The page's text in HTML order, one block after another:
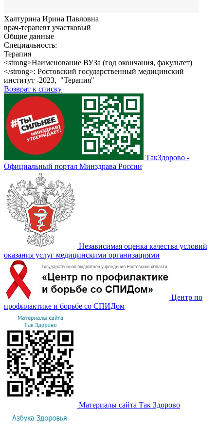
Халтурина Ирина Павловна
врач-терапевт участковый
Общие данные
Специальность:
Терапия
<strong>Наименование ВУЗа (год окончания, факультет)
</strong>: Ростовский государственный медицинский
институт -2023, "Терапия"
Возврат к списку
ТакЗдорово -
Официальный портал Минздрава России
Независимая оценка качества условий
оказания услуг медицинскими организациями
Центр по
профилактике и борьбе со СПИДом
Материалы сайта Так Здорово